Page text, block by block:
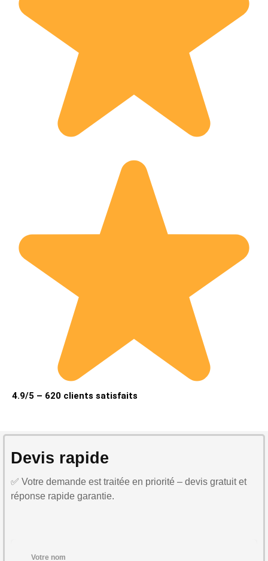
4.9/5 – 620 clients satisfaits
Devis rapide
✅ Votre demande est traitée en priorité – devis gratuit et
réponse rapide garantie.
Votre nom